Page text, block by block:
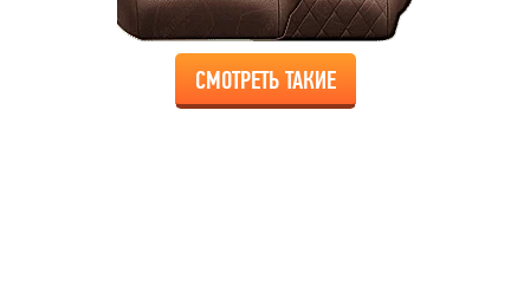
СМОТРЕТЬ ТАКИЕ